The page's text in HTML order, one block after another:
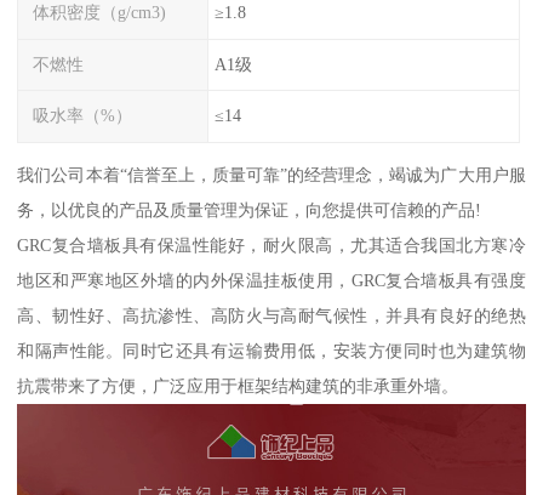
体积密度（g/cm3) ≥1.8
不燃性 A1级
吸水率（%） ≤14
我们公司本着“信誉至上，质量可靠”的经营理念，竭诚为广大用户服
务，以优良的产品及质量管理为保证，向您提供可信赖的产品!
GRC复合墙板具有保温性能好，耐火限高，尤其适合我国北方寒冷
地区和严寒地区外墙的内外保温挂板使用，GRC复合墙板具有强度
高、韧性好、高抗渗性、高防火与高耐气候性，并具有良好的绝热
和隔声性能。同时它还具有运输费用低，安装方便同时也为建筑物
抗震带来了方便，广泛应用于框架结构建筑的非承重外墙。